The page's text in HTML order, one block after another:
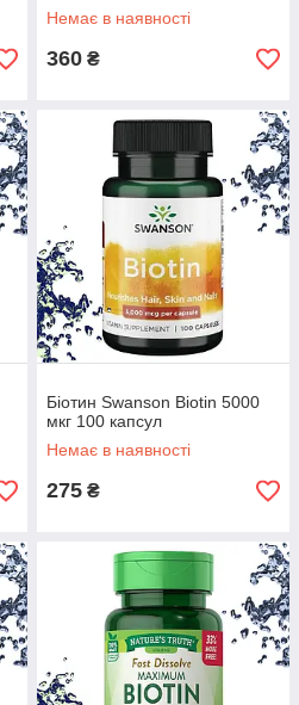
Немає в наявності
360 ₴
Біотин Swanson Biotin 5000
мкг 100 капсул
Немає в наявності
275 ₴